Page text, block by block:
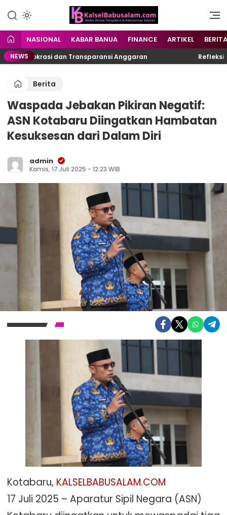
kalselbabusalam.com
Menyuarakan Kalsel,
Menginspirasi Nusantara
NASIONAL KABAR BANUA FINANCE ARTIKEL BERITA
NEWS
Birokrasi dan Transparansi Anggaran Refleksi 24
Berita
Waspada Jebakan Pikiran Negatif:
ASN Kotabaru Diingatkan Hambatan
Kesuksesan dari Dalam Diri
admin
Kamis, 17 Juli 2025 - 12:23 WIB
Kotabaru, KALSELBABUSALAM.COM
17 Juli 2025 – Aparatur Sipil Negara (ASN)